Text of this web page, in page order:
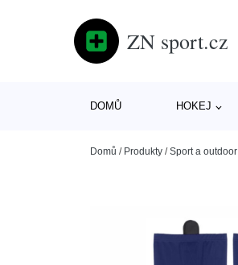
ZN sport.cz
DOMŮ HOKEJ
Domů / Produkty /Sport a outdoor